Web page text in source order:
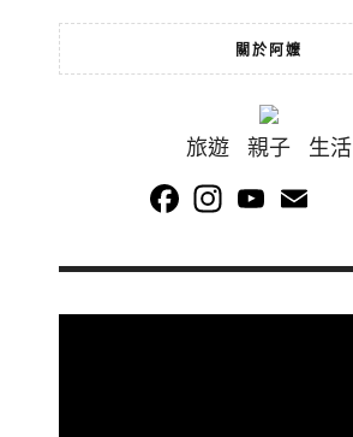
關於阿嬤
旅遊 親子 生活
FacebookInstagramYouTube
Channel